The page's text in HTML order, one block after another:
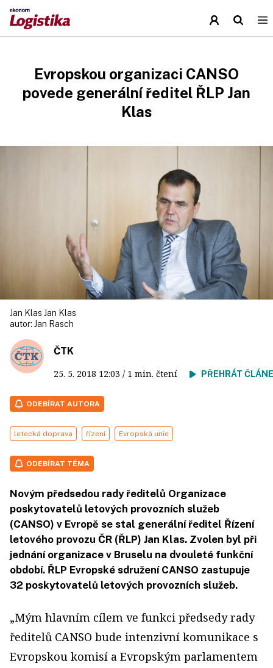
Evropskou organizaci CANSO
povede generální ředitel ŘLP Jan
Klas
Jan Klas Jan Klas
autor: Jan Rasch
ČTK
25. 5. 2018 12:03 / 1 min. čtení PŘEHRÁT
ODEBÍRAT AUTORA
letecká doprava řízení Evropská unie
ODEBÍRAT TÉMA
Novým předsedou rady ředitelů Organizace
poskytovatelů letových provozních služeb
(CANSO) v Evropě se stal generální ředitel Řízení
letového provozu ČR (ŘLP) Jan Klas. Zvolen byl při
jednání organizace v Bruselu na dvouleté funkční
období. ŘLP Evropské sdružení CANSO zastupuje
32 poskytovatelů letových provozních služeb.
„Mým hlavním cílem ve funkci předsedy rady
ředitelů CANSO bude intenzivní komunikace s
Evropskou komisí a Evropským parlamentem